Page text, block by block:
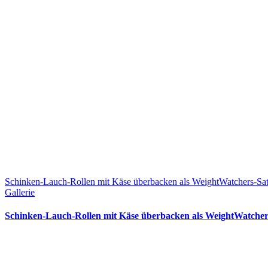
Schinken-Lauch-Rollen mit Käse überbacken als WeightWatchers-
Gallerie
Schinken-Lauch-Rollen mit Käse überbacken als